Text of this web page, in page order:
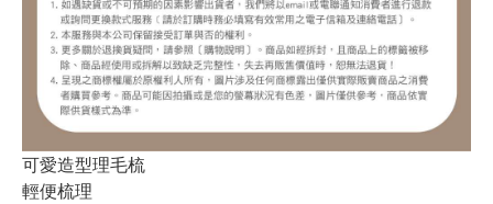
可愛造型理毛梳
輕便梳理